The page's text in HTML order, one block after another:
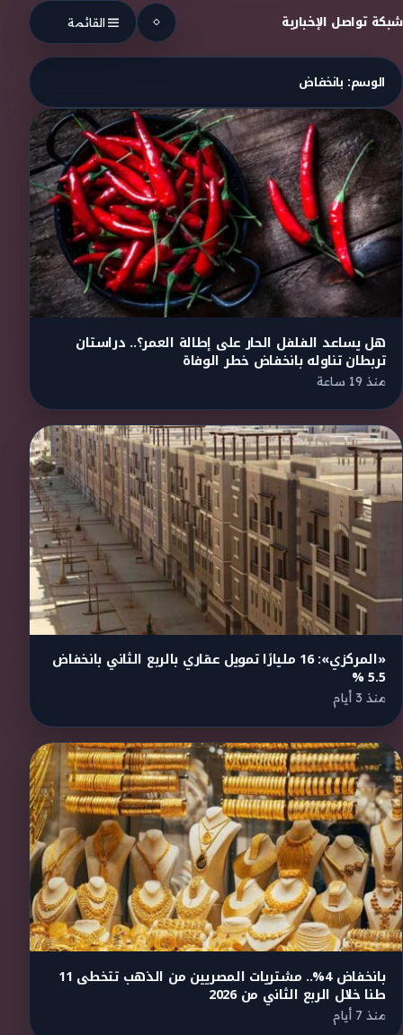
Skip to content
شبكة تواصل الإخبارية القائمة
الوسم: بانخفاض
هل يساعد الفلفل الحار على إطالة العمر؟.. دراستان
تربطان تناوله بانخفاض خطر الوفاة
منذ 19 ساعة
«المركزي»: 16 مليارًا تمويل عقاري بالربع الثاني بانخفاض
5.5 %
منذ 3 أيام
بانخفاض 4%.. مشتريات المصريين من الذهب تتخطى 11
طنا خلال الربع الثاني من 2026
منذ 7 أيام